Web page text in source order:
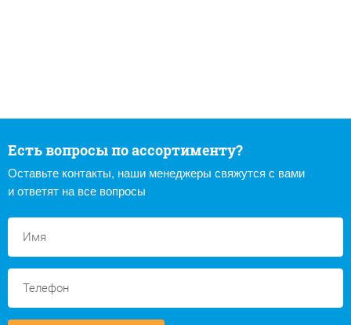
Есть вопросы по ассортименту?
Оставьте контакты, наши менеджеры свяжутся с вами
и ответят на все вопросы